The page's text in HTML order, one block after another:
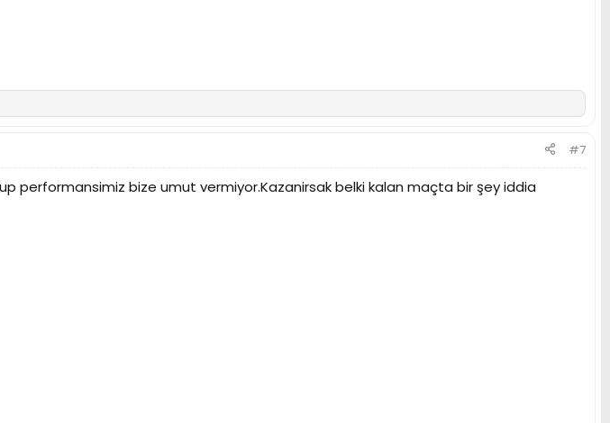
#7
performansimiz bize umut vermiyor.Kazanirsak belki kalan maçta bir şey iddia